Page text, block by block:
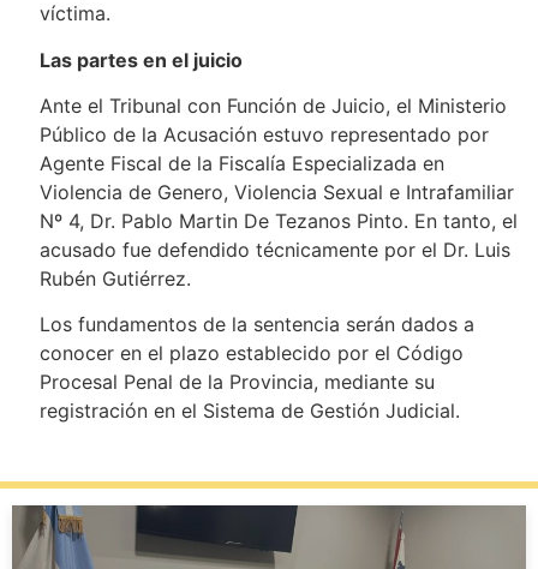
víctima.
Las partes en el juicio
Ante el Tribunal con Función de Juicio, el Ministerio
Público de la Acusación estuvo representado por
Agente Fiscal de la Fiscalía Especializada en
Violencia de Genero, Violencia Sexual e Intrafamiliar
Nº 4, Dr. Pablo Martin De Tezanos Pinto. En tanto, el
acusado fue defendido técnicamente por el Dr. Luis
Rubén Gutiérrez.
Los fundamentos de la sentencia serán dados a
conocer en el plazo establecido por el Código
Procesal Penal de la Provincia, mediante su
registración en el Sistema de Gestión Judicial.